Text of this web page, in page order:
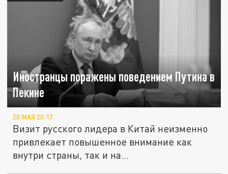
Иностранцы поражены поведением Путина в
Пекине
20 МАЯ 20:17
Визит русского лидера в Китай неизменно
привлекает повышенное внимание как
внутри страны, так и на...